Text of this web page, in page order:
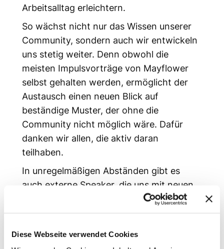
Diese Webseite verwendet Cookies
Arbeitsalltag erleichtern.
So wächst nicht nur das Wissen unserer
Community, sondern auch wir entwickeln
uns stetig weiter. Denn obwohl die
meisten Impulsvorträge von Mayflower
selbst gehalten werden, ermöglicht der
Austausch einen neuen Blick auf
beständige Muster, der ohne die
Community nicht möglich wäre. Dafür
danken wir allen, die aktiv daran
teilhaben.
In unregelmäßigen Abständen gibt es
auch externe Speaker, die uns mit neuen
Ideen begeistern. Jedes Mitglied ist
jederzeit willkommen, Themenvorschläge
halten. Auf diesem Weg haben wir schon